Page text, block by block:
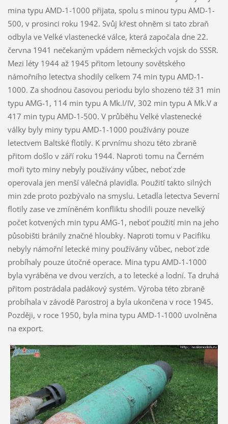
mina typu AMD-1-1000 přijata, spolu s minou typu AMD-1-
500, v prosinci roku 1942. Svůj křest ohněm si tato zbraň
odbyla ve Velké vlastenecké válce, která započala dne 22.
června 1941 nečekaným vpádem německých vojsk do SSSR.
Mezi léty 1944 až 1945 přitom letouny sovětského
námořního letectva shodily celkem 74 min typu AMD-1-
1000. Za shodnou časovou periodu bylo shozeno též 31 min
typu AMG-1, 114 min typu A Mk.I/IV, 302 min typu A Mk.V a
417 min typu AMD-1-500. V průběhu Velké vlastenecké
války byly miny typu AMD-1-1000 používány pouze
letectvem Baltské flotily. K prvnímu shozu této zbraně
přitom došlo v září roku 1944. Naproti tomu na Černém
moři tyto miny nebyly používány vůbec, neboť zde
operovala jen menší válečná plavidla. Použití takto silných
min zde proto pozbývalo na smyslu. Letadla letectva Severní
flotily zase ve zmíněném konfliktu shodili pouze nevelký
počet kotvených min typu AMG-1, neboť použití min na jeho
působišti bránily značné hloubky. Naproti tomu v Pacifiku
nebyly námořní letecké miny používány vůbec, neboť zde
probíhaly pouze útočné operace. Mina typu AMD-1-1000
byla vyráběna ve dvou verzích, a to letecké a lodní. Ta druhá
přitom postrádala padákový systém. Výroba této zbraně
probíhala v závodě Parostroj a byla ukončena v roce 1945.
Později, v roce 1950, byla mina typu AMD-1-1000 uvolněna
na export.